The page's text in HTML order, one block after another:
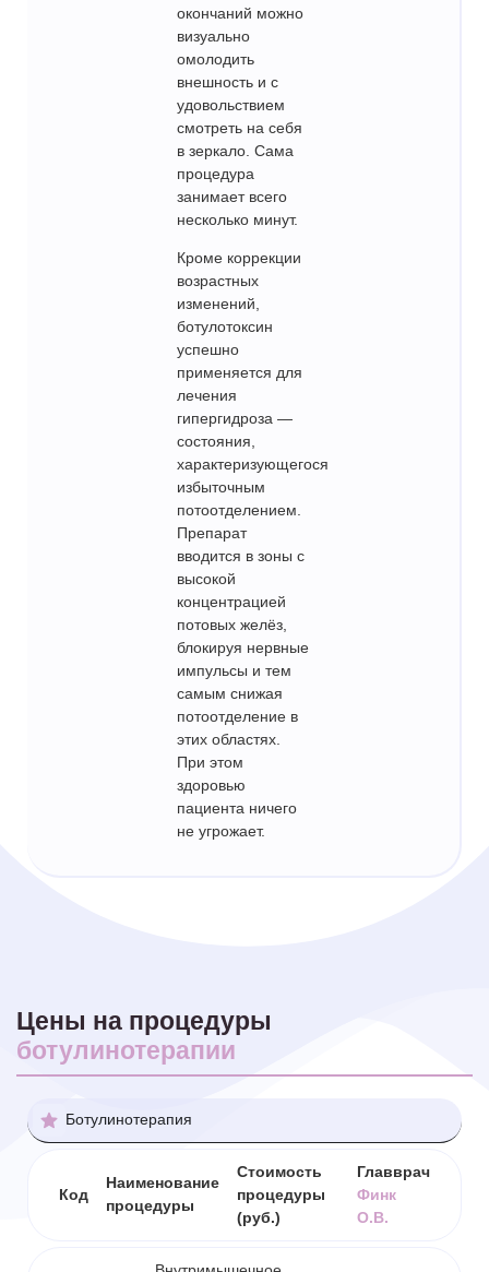
окончаний можно
визуально
омолодить
внешность и с
удовольствием
смотреть на себя
в зеркало. Сама
процедура
занимает всего
несколько минут.
Кроме коррекции
возрастных
изменений,
ботулотоксин
успешно
применяется для
лечения
гипергидроза —
состояния,
характеризующегося
избыточным
потоотделением.
Препарат
вводится в зоны с
высокой
концентрацией
потовых желёз,
блокируя нервные
импульсы и тем
самым снижая
потоотделение в
этих областях.
При этом
здоровью
пациента ничего
не угрожает.
Цены на процедуры
ботулинотерапии
Ботулинотерапия
Код
Наименование
процедуры
Стоимость
процедуры
(руб.)
Главврач
Финк
О.В.